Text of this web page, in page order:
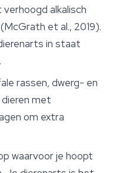
alkalisch
et al., 2019).
in staat
rassen, dwerg- en
met
om extra
waarvoor je hoopt